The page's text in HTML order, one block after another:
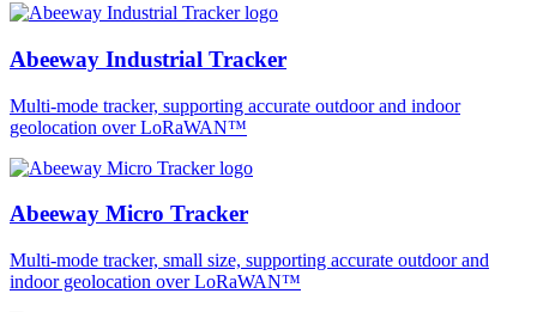
Abeeway Industrial Tracker
Multi-mode tracker, supporting accurate outdoor and indoor
geolocation over LoRaWAN™
Abeeway Micro Tracker
Multi-mode tracker, small size, supporting accurate outdoor and
indoor geolocation over LoRaWAN™